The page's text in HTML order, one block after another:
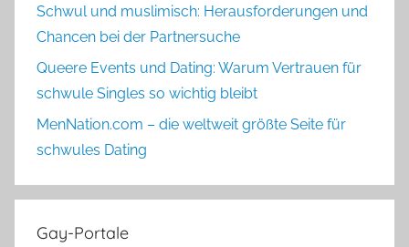
Schwul und muslimisch: Herausforderungen und
Chancen bei der Partnersuche
Queere Events und Dating: Warum Vertrauen für
schwule Singles so wichtig bleibt
MenNation.com – die weltweit größte Seite für
schwules Dating
Gay-Portale